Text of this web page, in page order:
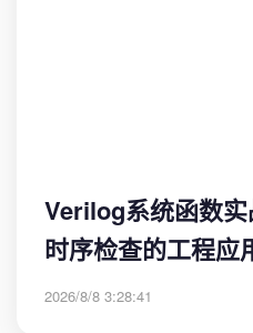
Verilog系统函数
时序检查的工程应
2026/8/8 3:28:41